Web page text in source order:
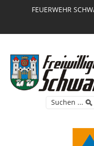
FEUERWEHR
Suchen ...